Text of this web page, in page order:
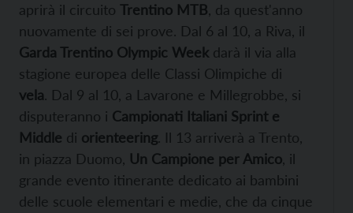
aprirà il circuito Trentino MTB , da quest'anno
nuovamente di sei prove. Dal 6 al 10, a Riva, il
Garda Trentino Olympic Week darà il via alla
stagione europea delle Classi Olimpiche di
vela. Dal 9 al 10, a Lavarone e Millegrobbe, si
disputeranno i Campionati Italiani Sprint e
Middle di orienteering. Il 13 arriverà a Trento,
in piazza Duomo, Un Campione per Amico , il
grande evento itinerante dedicato ai bambini
delle scuole elementari e medie, che da cinque